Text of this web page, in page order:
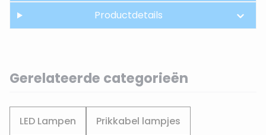
Productdetails
Gerelateerde categorieën
LED Lampen Prikkabel lampjes